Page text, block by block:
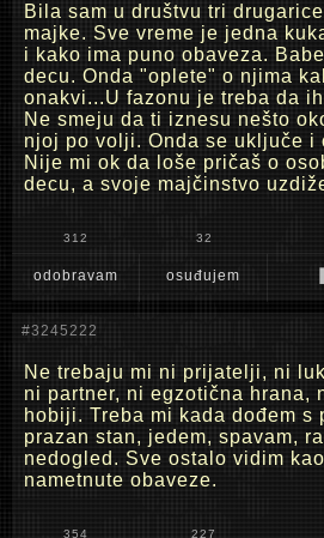
Bila sam u društvu tri
majke. Sve vreme je jedna
i kako ima puno obaveza.
decu. Onda "oplete" o njima
onakvi...U fazonu je treba da
Ne smeju da ti iznesu nešto
njoj po volji. Onda se uključe i
Nije mi ok da loše pričaš o
decu, a svoje majčinstvo
312 32
odobravam osuđujem
#3245222
Ne trebaju mi ni prijatelji, ni
ni partner, ni egzotična hrana,
hobiji. Treba mi kada dođem s
prazan stan, jedem, spavam,
nedogled. Sve ostalo vidim
nametnute obaveze.
354 227